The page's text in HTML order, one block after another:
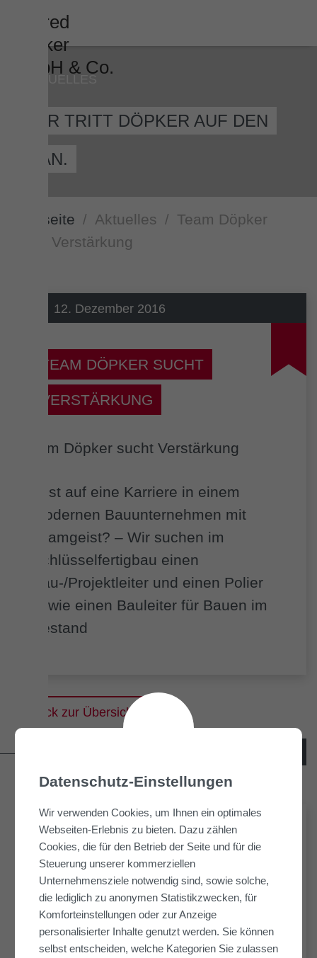
HIER TRITT DÖPKER AUF DEN
PLAN.
Startseite Aktuelles
Team Döpker
sucht Verstärkung
12. Dezember 2016
TEAM DÖPKER SUCHT
VERSTÄRKUNG
Lust auf eine Karriere in einem
modernen Bauunternehmen mit
Teamgeist? – Wir suchen im
Schlüsselfertigbau einen
Bau-/Projektleiter und einen Polier
sowie einen Bauleiter für Bauen im
Bestand
Zurück zur Übersicht
NEUESTE ARTIKEL
05. August 2026
Kornquartier: Gemeinsam für neue
Urbanität in Bremen.
Datenschutz-Einstellungen
Wir verwenden Cookies, um Ihnen ein optimales
Webseiten-Erlebnis zu bieten. Dazu zählen
Cookies, die für den Betrieb der Seite und für die
Steuerung unserer kommerziellen
Unternehmensziele notwendig sind, sowie solche,
die lediglich zu anonymen Statistikzwecken, für
Komforteinstellungen oder zur Anzeige
personalisierter Inhalte genutzt werden. Sie können
selbst entscheiden, welche Kategorien Sie zulassen